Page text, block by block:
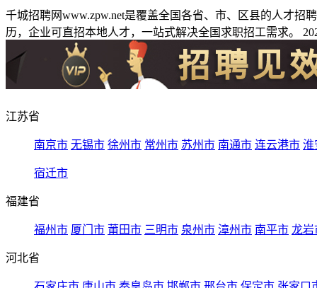
千城招聘网www.zpw.net是覆盖全国各省、市、区县的人才
历，企业可直招本地人才，一站式解决全国求职招工需求。
江苏省
南京市 无锡市 徐州市 常州市 苏州市 南通市 连云港市 淮
宿迁市
福建省
福州市 厦门市 莆田市 三明市 泉州市 漳州市 南平市 龙岩
河北省